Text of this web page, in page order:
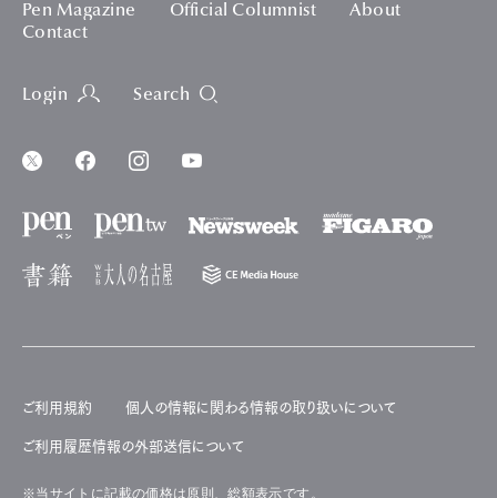
Pen Magazine Official Columnist
About
Contact
Login Search
ご利用規約 個人の情報に関わる情報の取り扱いについて
ご利用履歴情報の外部送信について
※当サイトに記載の価格は原則、総額表示です。